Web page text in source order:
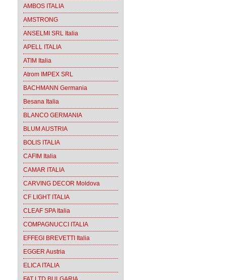
AMBOS ITALIA
AMSTRONG
ANSELMI SRL Italia
APELL ITALIA
ATIM Italia
Atrom IMPEX SRL
BACHMANN Germania
Besana Italia
BLANCO GERMANIA
BLUM AUSTRIA
BOLIS ITALIA
CAFIM Italia
CAMAR ITALIA
CARVING DECOR Moldova
CF LIGHT ITALIA
CLEAF SPA Italia
COMPAGNUCCI ITALIA
EFFEGI BREVETTI Italia
EGGER Austria
ELICA ITALIA